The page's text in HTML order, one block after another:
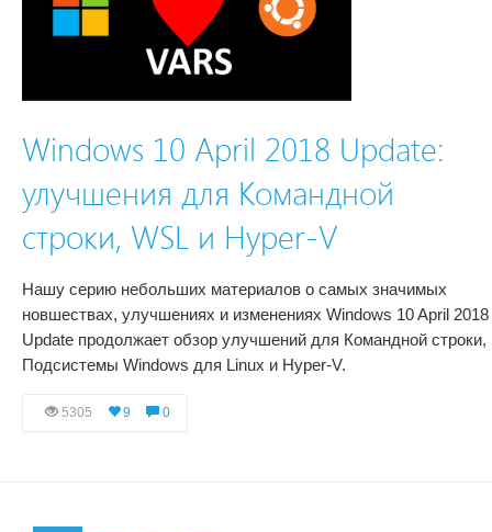
Windows 10 April 2018 Update:
улучшения для Командной
строки, WSL и Hyper-V
Нашу серию небольших материалов о самых значимых
новшествах, улучшениях и изменениях Windows 10 April 2018
Update продолжает обзор улучшений для Командной строки,
Подсистемы Windows для Linux и Hyper-V.
5305 9 0